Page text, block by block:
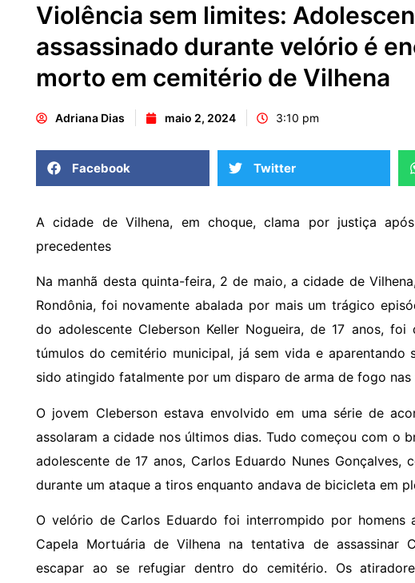
Violência sem limites:
assassinado durante velório é
morto em cemitério de Vilhena
Adriana Dias maio 2, 2024 3:10 pm
Facebook Twitter
A cidade de Vilhena, em choque, clama por justiça
precedentes
Na manhã desta quinta-feira, 2 de maio, a cidade de
Rondônia, foi novamente abalada por mais um trágico
do adolescente Cleberson Keller Nogueira, de 17 anos,
túmulos do cemitério municipal, já sem vida e aparentando
sido atingido fatalmente por um disparo de arma de fogo nas
O jovem Cleberson estava envolvido em uma série de
assolaram a cidade nos últimos dias. Tudo começou com o
adolescente de 17 anos, Carlos Eduardo Nunes Gonçalves,
durante um ataque a tiros enquanto andava de bicicleta em
O velório de Carlos Eduardo foi interrompido por homens
Capela Mortuária de Vilhena na tentativa de assassinar
escapar ao se refugiar dentro do cemitério. Os